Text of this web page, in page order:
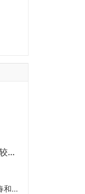
2026郑州比较知名隆鼻医生预约排行榜大全：胡志成、周蔚、张海洋、王启立、张鹏、李冰谁做鼻子更好？
八大处注射物取出专家：赵延勇、谢洋春和郭鑫